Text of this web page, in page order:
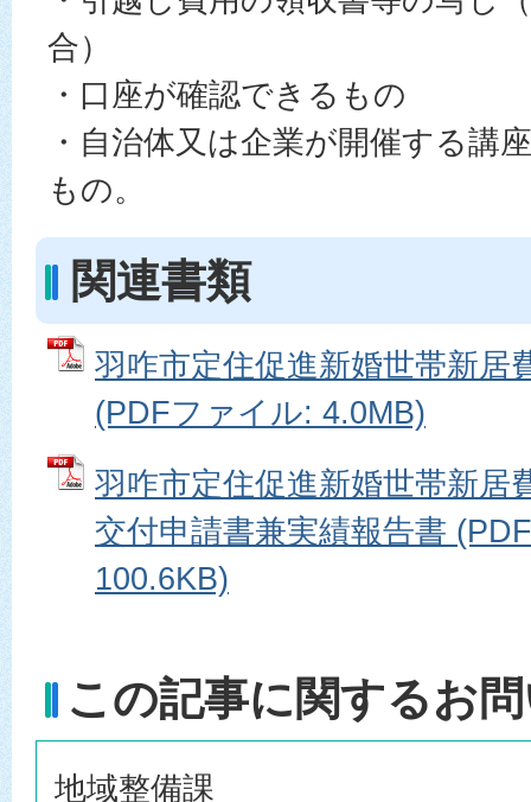
合）
・口座が確認できるもの
・自治体又は企業が開催する講
もの。
関連書類
羽咋市定住促進新婚世帯新居
(PDFファイル: 4.0MB)
羽咋市定住促進新婚世帯新居
交付申請書兼実績報告書
100.6KB)
この記事に関するお
地域整備課